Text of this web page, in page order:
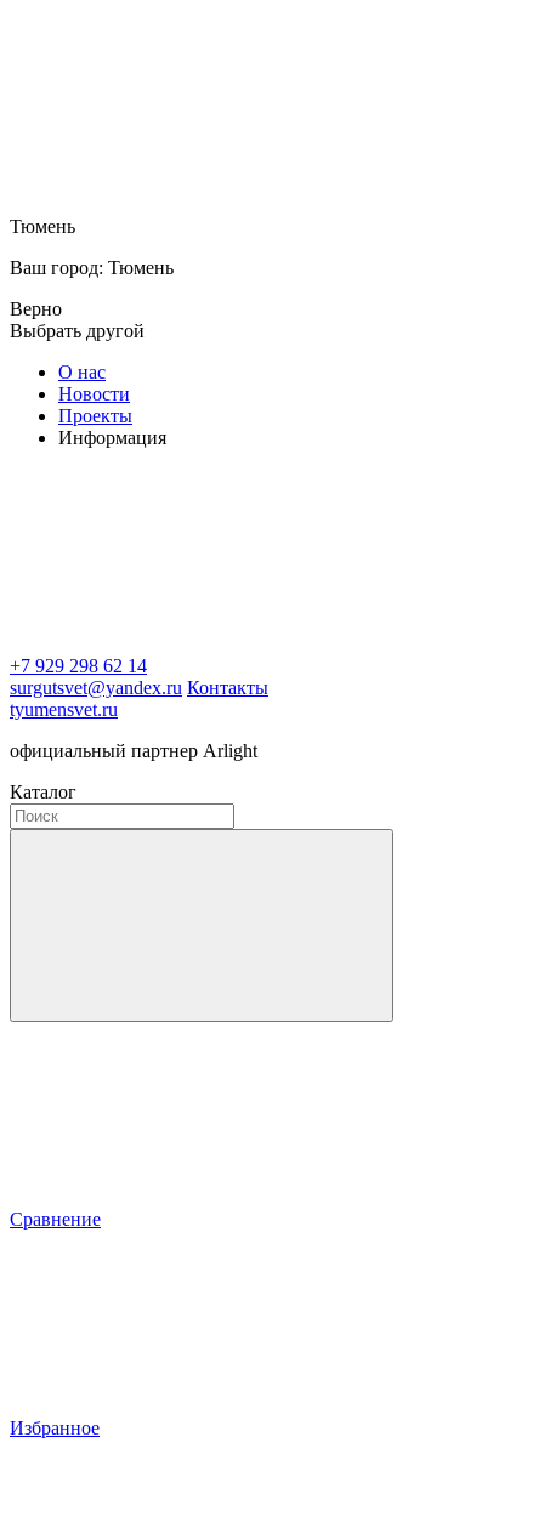
Тюмень
Ваш город: Тюмень
Верно
Выбрать другой
О нас
Новости
Проекты
Информация
+7 929 298 62 14
surgutsvet@yandex.ru Контакты
tyumensvet.ru
официальный партнер Arlight
Каталог
Сравнение
Избранное